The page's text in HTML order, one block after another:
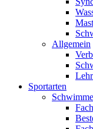
Allgemein
Sportarten